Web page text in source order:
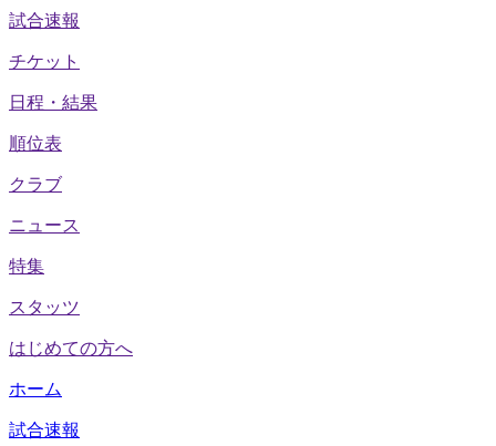
試合速報
チケット
日程・結果
順位表
クラブ
ニュース
特集
スタッツ
はじめての方へ
ホーム
試合速報